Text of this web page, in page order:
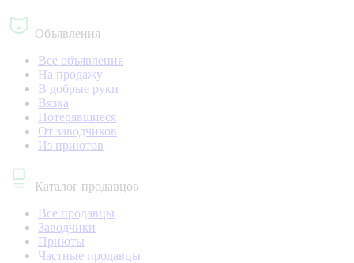
Объявления
Все объявления
На продажу
В добрые руки
Вязка
Потерявшиеся
От заводчиков
Из приютов
Каталог продавцов
Все продавцы
Заводчики
Приюты
Частные продавцы